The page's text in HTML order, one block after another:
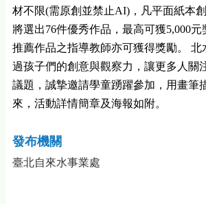
材不限(需原創並禁止AI)，凡平面紙本
將選出76件優秀作品，最高可獲5,000
推薦作品之指導教師亦可獲得獎勵。 北
過孩子們的創意與觀察力，讓更多人關
議題，誠摯邀請學童踴躍參加，用畫筆
來，活動詳情簡章及海報如附。
發布機關
臺北自來水事業處